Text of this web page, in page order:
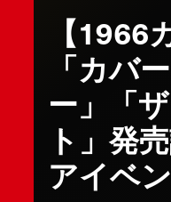
【1966
「カバ
ー」「
ト」発
アイベ